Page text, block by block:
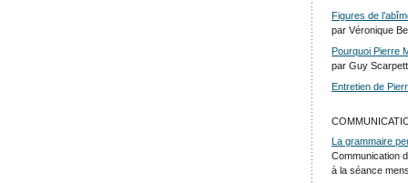
Figures de
par Véronique
Pourquoi Pierre
par Guy
Entretien de
La grammaire
Communication
à la séance